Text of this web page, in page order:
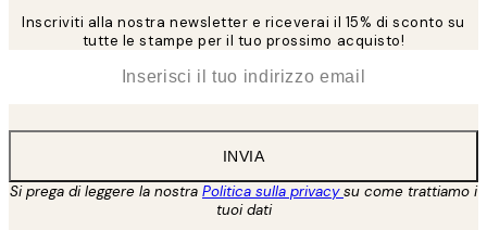
Inscriviti alla nostra newsletter e riceverai il 15% di sconto su
tutte le stampe per il tuo prossimo acquisto!
INVIA
Si prega di leggere la nostra Politica sulla privacysu come trattiamo i
tuoi dati